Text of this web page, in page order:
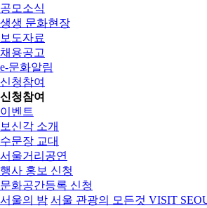
공모소식
생생 문화현장
보도자료
채용공고
e-문화알림
신청참여
신청참여
이벤트
보신각 소개
수문장 교대
서울거리공연
행사 홍보 신청
문화공간등록 신청
서울의 밤 서울 관광의 모든것 VISIT